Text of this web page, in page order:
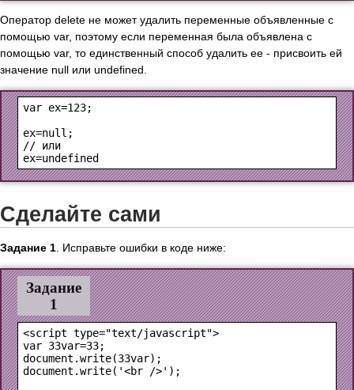
Оператор delete не может удалить переменные объявленные с
помощью var, поэтому если переменная была объявлена с
помощью var, то единственный способ удалить ее - присвоить ей
значение null или undefined.
var ex=123;
ex=null;
// или
Сделайте сами
Задание 1. Исправьте ошибки в коде ниже:
Задание
1
<script type="text/javascript">
var 33var=33;
document.write(33var);
document.write('<br />');